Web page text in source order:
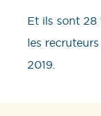
Et ils sont 28
les
2019.